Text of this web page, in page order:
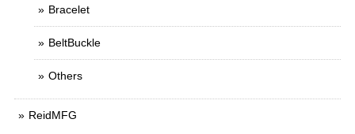
Bracelet
BeltBuckle
Others
ReidMFG